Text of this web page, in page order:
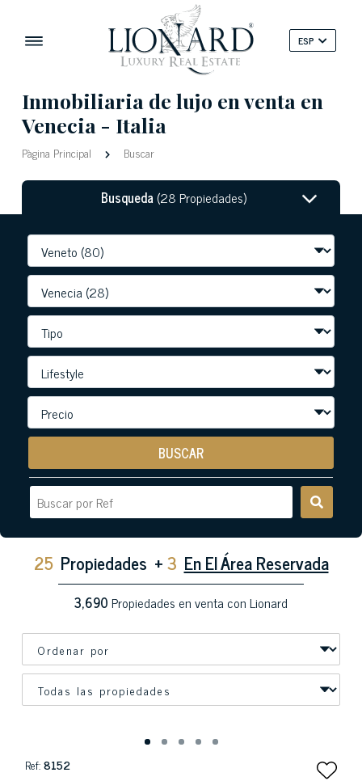
ESP
Inmobiliaria de lujo en venta en
Venecia - Italia
Pàgina Principal Buscar
Busqueda(28 Propiedades)
BUSCAR
25 Propiedades +3 En El Área Reservada
3,690Propiedades en venta con Lionard
Ref:8152